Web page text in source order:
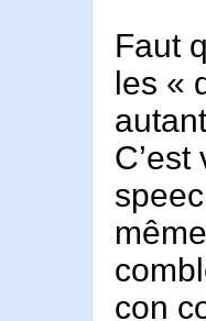
Faut
les «
con